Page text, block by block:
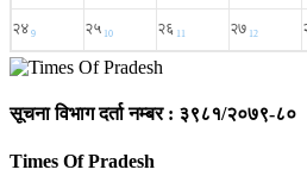
सूचना विभाग दर्ता नम्बर : ३९८१/२०७९-८०
Times Of Pradesh